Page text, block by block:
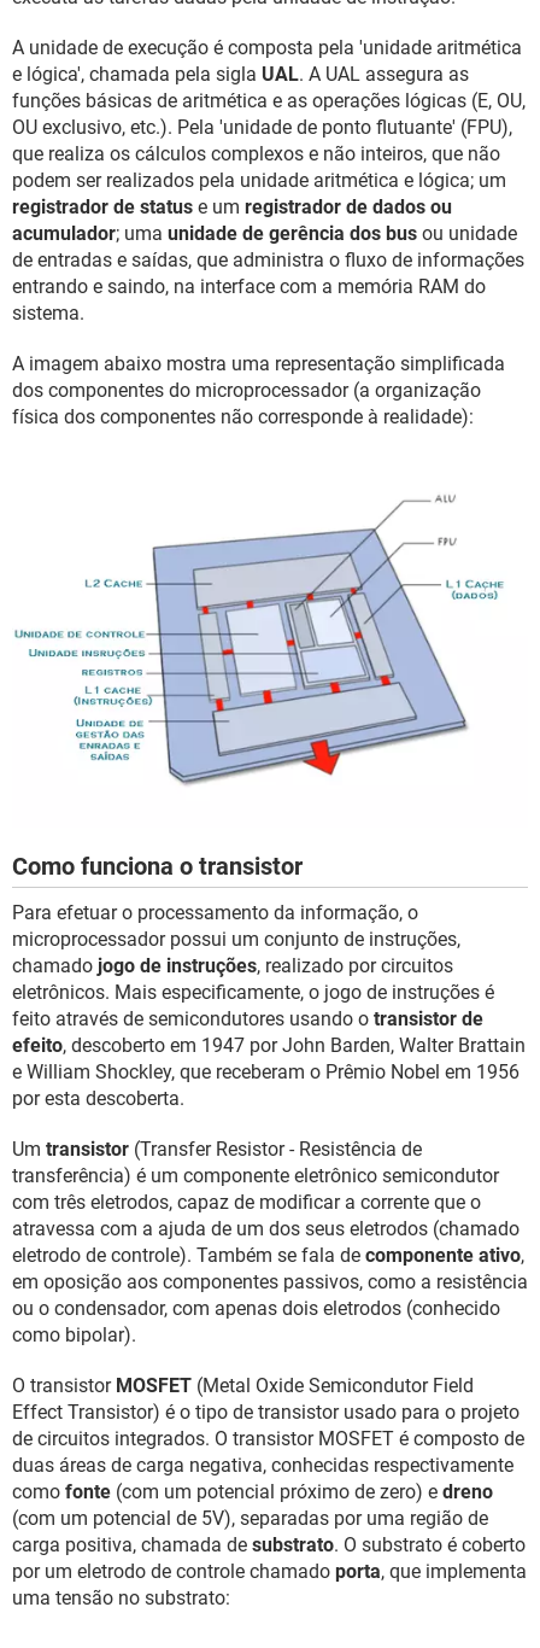
A unidade de execução é composta pela 'unidade aritmética
e lógica', chamada pela sigla UAL. A UAL assegura as
funções básicas de aritmética e as operações lógicas (E, OU,
OU exclusivo, etc.). Pela 'unidade de ponto flutuante' (FPU),
que realiza os cálculos complexos e não inteiros, que não
podem ser realizados pela unidade aritmética e lógica; um
registrador de status e um registrador de dados ou
acumulador; uma unidade de gerência dos bus ou unidade
de entradas e saídas, que administra o fluxo de informações
entrando e saindo, na interface com a memória RAM do
sistema.
A imagem abaixo mostra uma representação simplificada
dos componentes do microprocessador (a organização
física dos componentes não corresponde à realidade):
Como funciona o transistor
Para efetuar o processamento da informação, o
microprocessador possui um conjunto de instruções,
chamado jogo de instruções, realizado por circuitos
eletrônicos. Mais especificamente, o jogo de instruções é
feito através de semicondutores usando o transistor de
efeito, descoberto em 1947 por John Barden, Walter Brattain
e William Shockley, que receberam o Prêmio Nobel em 1956
por esta descoberta.
Um transistor (Transfer Resistor - Resistência de
transferência) é um componente eletrônico semicondutor
com três eletrodos, capaz de modificar a corrente que o
atravessa com a ajuda de um dos seus eletrodos (chamado
eletrodo de controle). Também se fala de componente ativo,
em oposição aos componentes passivos, como a resistência
ou o condensador, com apenas dois eletrodos (conhecido
como bipolar).
O transistor MOSFET (Metal Oxide Semicondutor Field
Effect Transistor) é o tipo de transistor usado para o projeto
de circuitos integrados. O transistor MOSFET é composto de
duas áreas de carga negativa, conhecidas respectivamente
como fonte (com um potencial próximo de zero) e dreno
(com um potencial de 5V), separadas por uma região de
carga positiva, chamada de substrato. O substrato é coberto
por um eletrodo de controle chamado porta, que implementa
uma tensão no substrato: